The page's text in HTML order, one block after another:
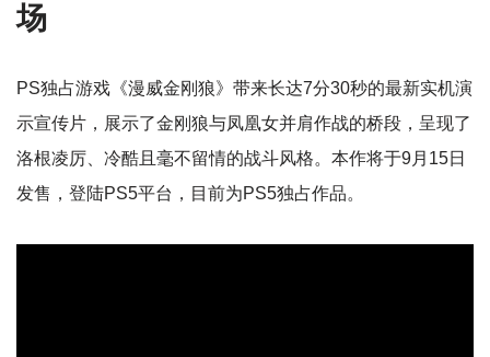
场
PS独占游戏《漫威金刚狼》带来长达7分30秒的最新实机演
示宣传片，展示了金刚狼与凤凰女并肩作战的桥段，呈现了
洛根凌厉、冷酷且毫不留情的战斗风格。本作将于9月15日
发售，登陆PS5平台，目前为PS5独占作品。